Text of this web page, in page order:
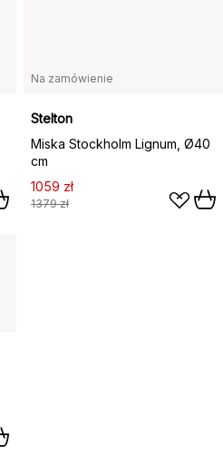
Na zamówienie
Stelton
Miska Stockholm Lignum, Ø40
cm
1059 zł
1379 zł